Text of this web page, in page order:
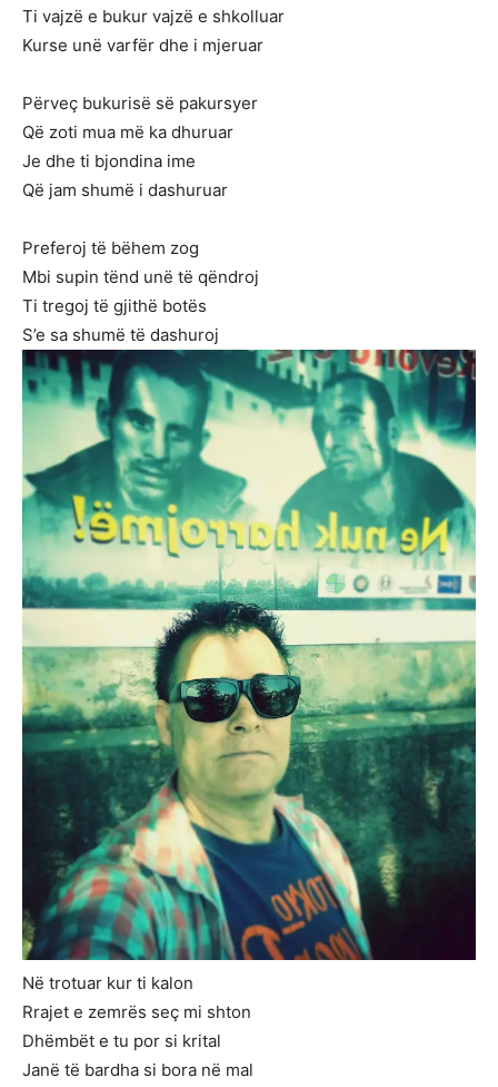
Ti vajzë e bukur vajzë e shkolluar
Kurse unë varfër dhe i mjeruar
Përveç bukurisë së pakursyer
Që zoti mua më ka dhuruar
Je dhe ti bjondina ime
Që jam shumë i dashuruar
Preferoj të bëhem zog
Mbi supin tënd unë të qëndroj
Ti tregoj të gjithë botës
S’e sa shumë të dashuroj
Në trotuar kur ti kalon
Rrajet e zemrës seç mi shton
Dhëmbët e tu por si krital
Janë të bardha si bora në mal